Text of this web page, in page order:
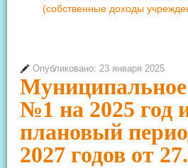
(собственные доходы
Опубликовано: 23 января 2025
Муниципальное
№1 на 2025 год
плановый
2027 годов от